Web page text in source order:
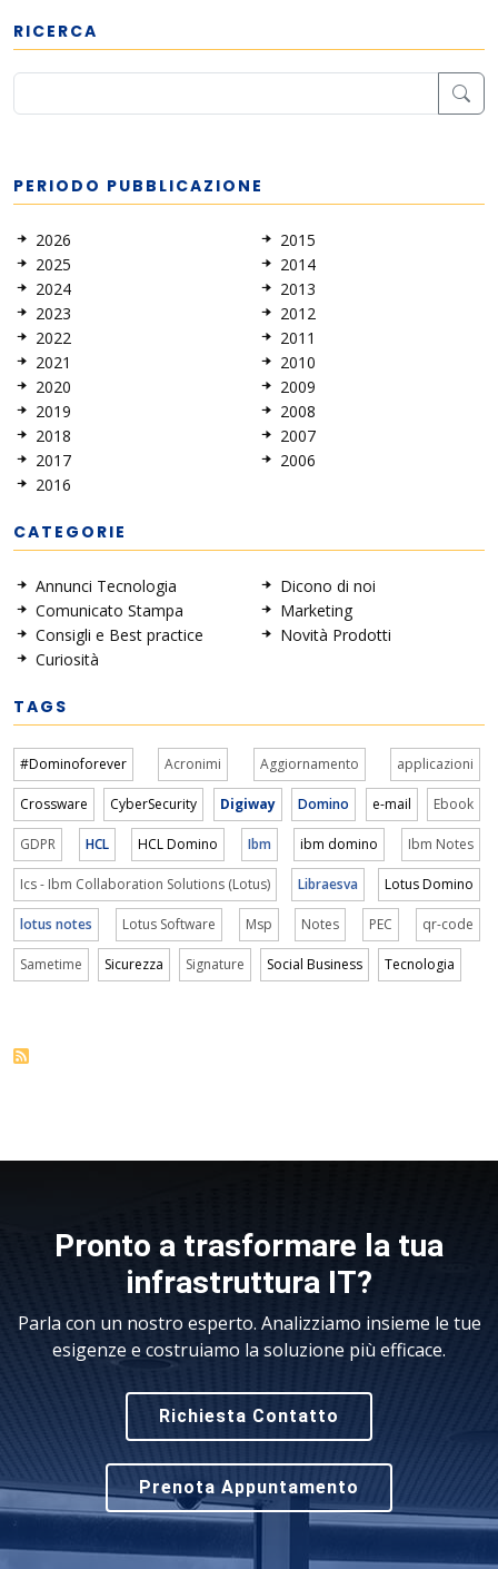
RICERCA
PERIODO PUBBLICAZIONE
2026
2025
2024
2023
2022
2021
2020
2019
2018
2017
2016
2015
2014
2013
2012
2011
2010
2009
2008
2007
2006
CATEGORIE
Annunci Tecnologia
Comunicato Stampa
Consigli e Best practice
Curiosità
Dicono di noi
Marketing
Novità Prodotti
TAGS
#Dominoforever Acronimi Aggiornamento applicazioni
Crossware CyberSecurity Digiway Domino e-mail Ebook
GDPR HCL HCL Domino Ibm ibm domino Ibm Notes
Ics - Ibm Collaboration Solutions (Lotus) Libraesva Lotus Domino
lotus notes Lotus Software Msp Notes PEC qr-code
Sametime Sicurezza Signature Social Business Tecnologia
Pronto a trasformare la tua
infrastruttura IT?
Parla con un nostro esperto. Analizziamo insieme le tue
esigenze e costruiamo la soluzione più efficace.
Richiesta Contatto
Prenota Appuntamento